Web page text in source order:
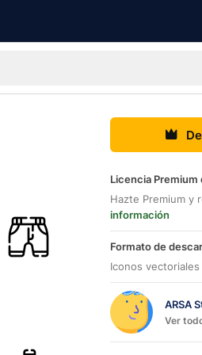
Licencia Premium
Hazte Premium y
información
Formato de
Iconos vectoriales
ARSA
Ver